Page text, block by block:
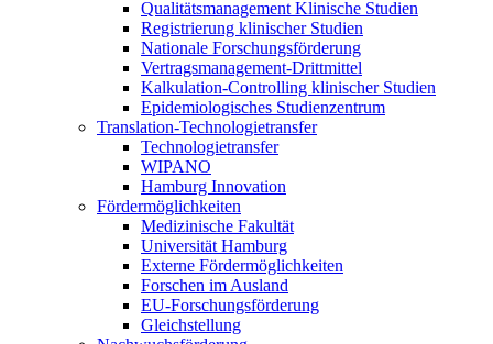
Qualitätsmanagement Klinische Studien
Registrierung klinischer Studien
Nationale Forschungsförderung
Vertragsmanagement-Drittmittel
Kalkulation-Controlling klinischer Studien
Epidemiologisches Studienzentrum
Translation-Technologietransfer
Technologietransfer
WIPANO
Hamburg Innovation
Fördermöglichkeiten
Medizinische Fakultät
Universität Hamburg
Externe Fördermöglichkeiten
Forschen im Ausland
EU-Forschungsförderung
Gleichstellung